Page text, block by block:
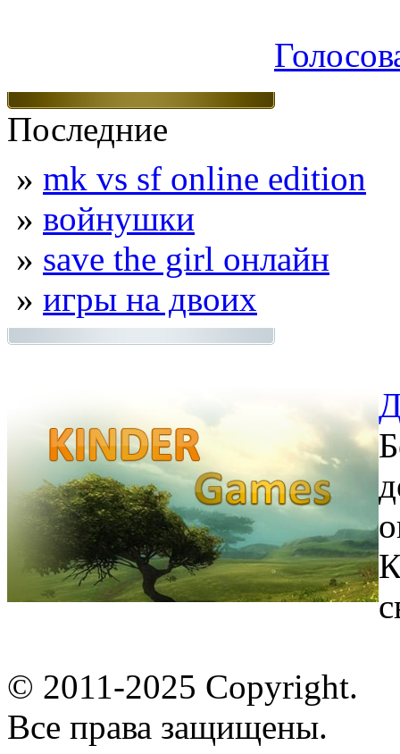
Последние
» mk vs sf online edition
» войнушки
» save the girl онлайн
» игры на двоих
© 2011-2025 Copyright.
Все права защищены.